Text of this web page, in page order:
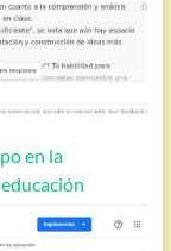
en la